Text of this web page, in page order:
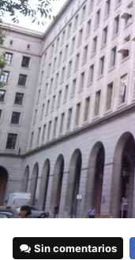
Sin comentarios